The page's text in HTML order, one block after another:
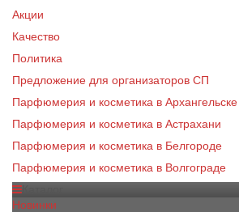
Акции
Качество
Политика
Предложение для организаторов СП
Парфюмерия и косметика в Архангельске
Парфюмерия и косметика в Астрахани
Парфюмерия и косметика в Белгороде
Парфюмерия и косметика в Волгограде
Новинки